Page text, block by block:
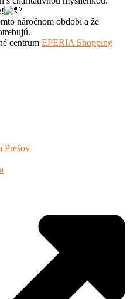
náročnom období a že
centrum EPERIA Shopping
Prešov